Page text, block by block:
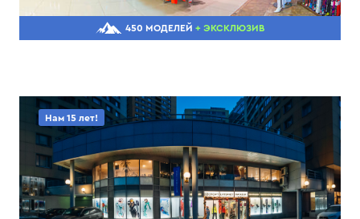
450 МОДЕЛЕЙ + ЭКСКЛЮЗИВ
Нам 15 лет!